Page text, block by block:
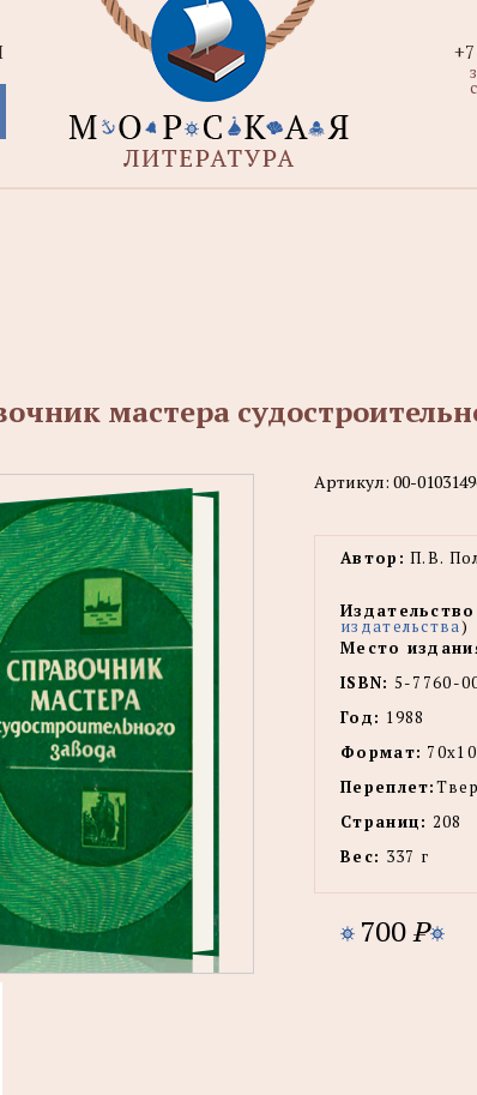
мастера
Артикул: 00-
Автор: П.В.
издательства)
Место
ISBN: 5-7760-
Год: 1988
Формат:
Переплет:
Страниц: 208
Вес: 337 г
700P